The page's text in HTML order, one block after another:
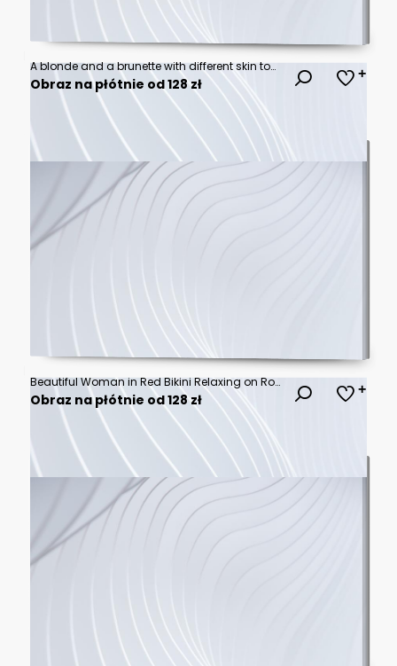
A blonde and a brunette with different skin tones smiling together. Concept of breaking beauty stereotypes, global marketing, and ethnic representation.
Obraz na płótnie od 128 zł
Beautiful Woman in Red Bikini Relaxing on Rocks by Crystal Clear Turquoise Water
Obraz na płótnie od 128 zł